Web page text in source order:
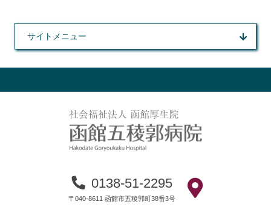
サイトメニュー
0138-51-2295
〒040-8611 函館市五稜郭町38番3号